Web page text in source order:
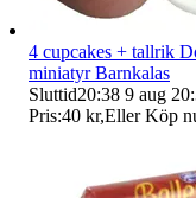
4 cupcakes + tallrik
miniatyr Barnkalas
Sluttid20:38 9 aug
Pris:40 kr,Eller Köp